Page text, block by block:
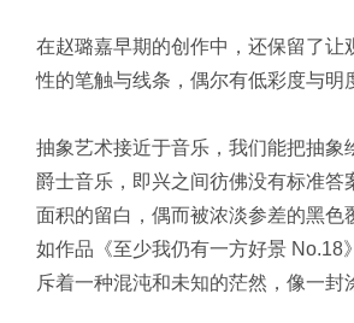
在赵璐嘉早期的创作中，还保留了
性的笔触与线条，偶尔有低彩度与明
抽象艺术接近于音乐，我们能把抽
爵士音乐，即兴之间彷佛没有标准
面积的留白，偶而被浓淡参差的黑色
如作品《至少我仍有一方好景 No.18
斥着一种混沌和未知的茫然，像一封